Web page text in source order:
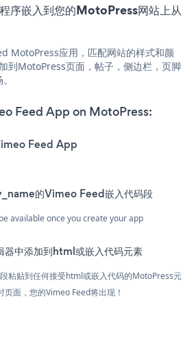
序嵌入到您的MotoPress网站上从
MotoPress应用，匹配网站的样式和颜
到MotoPress页面，帖子，侧边栏，页脚
Feed App on MotoPress:
Feed App
的Vimeo Feed嵌入代码段
available once you create your app
中添加到html或嵌入代码元素
粘贴到任何接受html或嵌入代码的MotoPress元
面，您的Vimeo Feed将出现！